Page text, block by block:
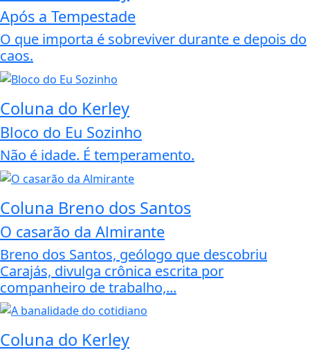
Após a Tempestade
O que importa é sobreviver durante e depois do
caos.
Coluna do Kerley
Bloco do Eu Sozinho
Não é idade. É temperamento.
Coluna Breno dos Santos
O casarão da Almirante
Breno dos Santos, geólogo que descobriu
Carajás, divulga crônica escrita por
companheiro de trabalho,...
Coluna do Kerley